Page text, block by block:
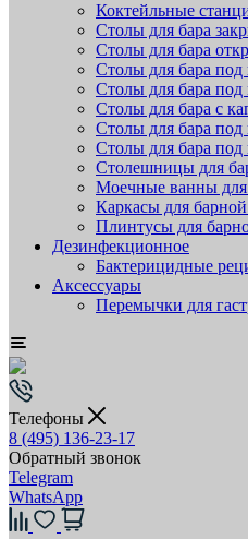
Коктейльные
Столы для бара
Столы для бара
Столы для бара
Столы для бара
Столы для бара с
Столы для бара
Столы для бара
Столешницы для
Моечные ванны для
Каркасы для
Плинтусы для
Дезинфекционное
Бактерицидные
Аксессуары
Перемычки для
Телефоны
8 (495) 136-23-17
Обратный звонок
Telegram
WhatsApp